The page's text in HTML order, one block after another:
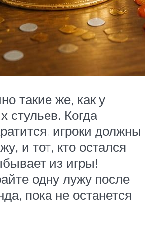
такие же, как у
стульев. Когда
игроки должны
и тот, кто остался
из игры!
одну лужу после
пока не останется